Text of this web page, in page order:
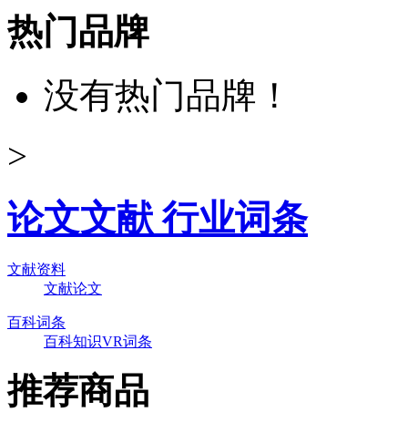
热门品牌
没有热门品牌！
>
论文文献 行业词条
文献资料
文献论文
百科词条
百科知识VR词条
推荐商品